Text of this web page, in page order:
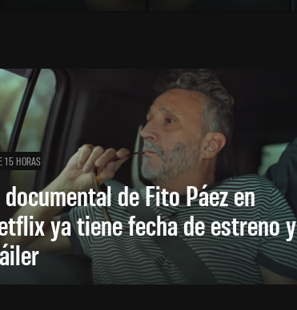
15 HORAS
documental de Fito Páez en
ya tiene fecha de estreno y